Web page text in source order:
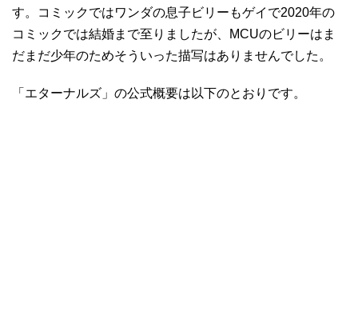
す。コミックではワンダの息子ビリーもゲイで2020年の
コミックでは結婚まで至りましたが、MCUのビリーはま
だまだ少年のためそういった描写はありませんでした。
「エターナルズ」の公式概要は以下のとおりです。